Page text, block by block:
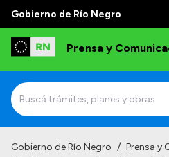
Gobierno de Río Negro
Prensa y
Gobierno de Río Negro / Prensa y